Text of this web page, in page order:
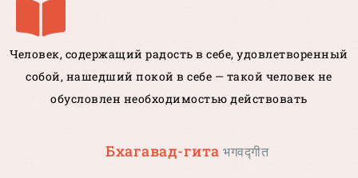
Человек, содержащий радость в себе, удовлетворенный
собой, нашедший покой в себе — такой человек не
обусловлен необходимостью действовать
Бхагавад-гита भगवद्गीत